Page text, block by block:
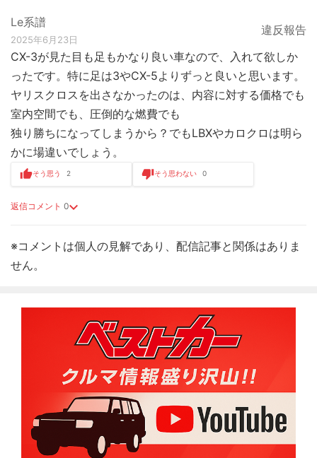
Le系譜
2025年6月23日
違反報告
CX-3が見た目も足もかなり良い車なので、入れて欲しか
ったです。特に足は3やCX-5よりずっと良いと思います。
ヤリスクロスを出さなかったのは、内容に対する価格でも
室内空間でも、圧倒的な燃費でも
独り勝ちになってしまうから？でもLBXやカロクロは明ら
かに場違いでしょう。
返信コメント 0
そう思う 2 そう思わない 0
※コメントは個人の見解であり、配信記事と関係はありま
せん。